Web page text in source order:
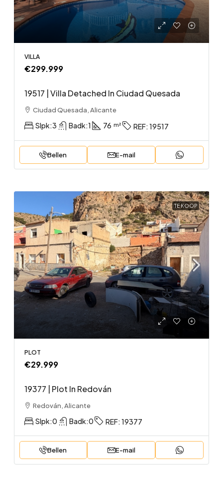
VILLA
€299.999
19517 | Villa Detached In Ciudad Quesada
Ciudad Quesada, Alicante
Slpk:3 Badk:1 76 REF: 19517
Bellen E-mail
TE KOOP
PLOT
€29.999
19377 | Plot In Redován
Redován, Alicante
Slpk:0 Badk:0 REF: 19377
Bellen E-mail